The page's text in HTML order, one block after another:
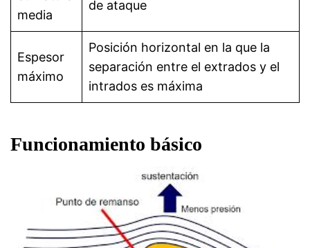
media
de ataque
Espesor
máximo
Posición horizontal en la que la
separación entre el extrados y el
intrados es máxima
Funcionamiento básico